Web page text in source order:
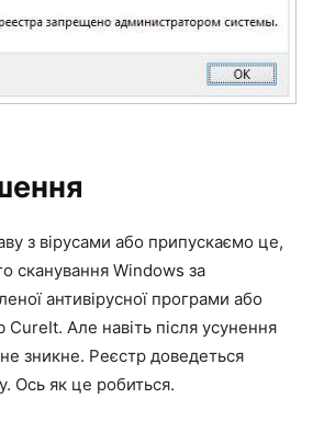
з вірусами або припускаємо це,
сканування Windows за
антивірусної програми або
CureIt. Але навіть після усунення
зникне. Реєстр доведеться
Ось як це робиться.